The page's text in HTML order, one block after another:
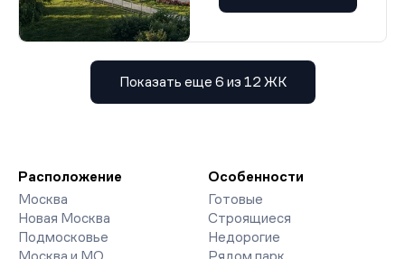
Показать еще 6 из 12 ЖК
Расположение
Москва
Новая Москва
Подмосковье
Москва и МО
Особенности
Готовые
Строящиеся
Недорогие
Рядом парк